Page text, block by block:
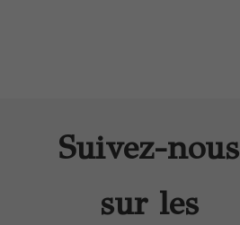
Suivez-nous
sur les